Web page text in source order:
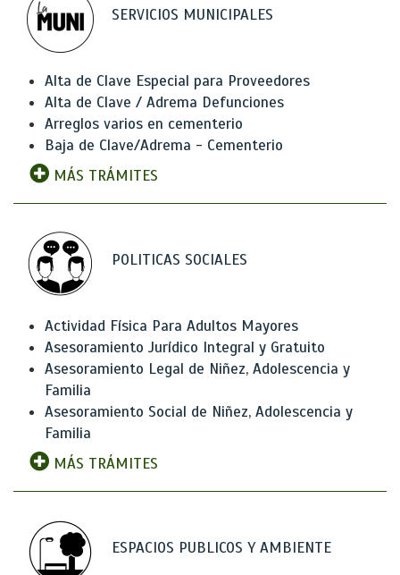
SERVICIOS MUNICIPALES
Alta de Clave Especial para Proveedores
Alta de Clave / Adrema Defunciones
Arreglos varios en cementerio
Baja de Clave/Adrema - Cementerio
MÁS TRÁMITES
POLITICAS SOCIALES
Actividad Física Para Adultos Mayores
Asesoramiento Jurídico Integral y Gratuito
Asesoramiento Legal de Niñez, Adolescencia y
Familia
Asesoramiento Social de Niñez, Adolescencia y
Familia
MÁS TRÁMITES
ESPACIOS PUBLICOS Y AMBIENTE